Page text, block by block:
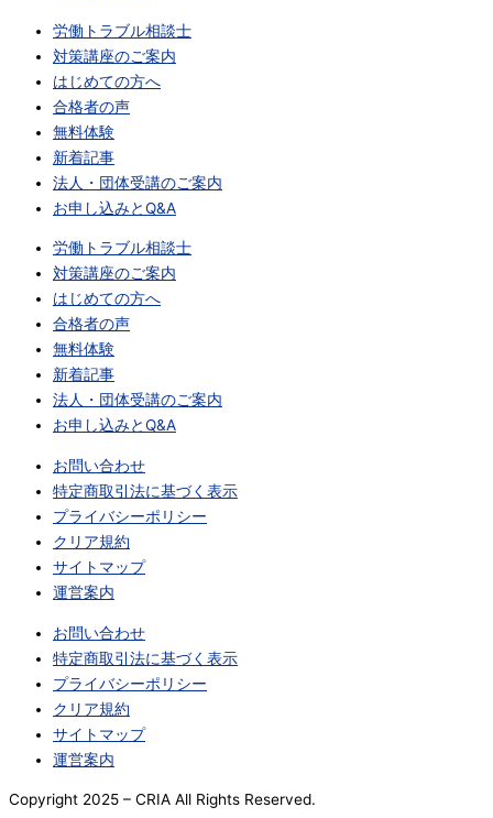
労働トラブル相談士
対策講座のご案内
はじめての方へ
合格者の声
無料体験
新着記事
法人・団体受講のご案内
お申し込みとQ&A
労働トラブル相談士
対策講座のご案内
はじめての方へ
合格者の声
無料体験
新着記事
法人・団体受講のご案内
お申し込みとQ&A
お問い合わせ
特定商取引法に基づく表示
プライバシーポリシー
クリア規約
サイトマップ
運営案内
お問い合わせ
特定商取引法に基づく表示
プライバシーポリシー
クリア規約
サイトマップ
運営案内
Copyright 2025 – CRIA All Rights Reserved.